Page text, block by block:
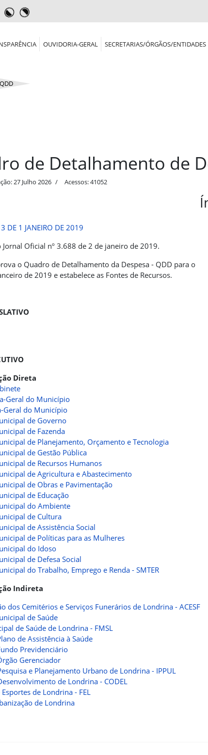
OUVIDORIA-GERAL SECRETARIAS/ÓRGÃOS/ENTIDADES
de Detalhamento de
27 Julho 2026 Acessos: 41052
3 DE 1 JANEIRO DE 2019
Jornal Oficial nº 3.688 de 2 de janeiro de 2019.
o Quadro de Detalhamento da Despesa - QDD para o
de 2019 e estabelece as Fontes de Recursos.
Direta
Geral do Município
Geral do Município
de Governo
de Fazenda
de Planejamento, Orçamento e Tecnologia
de Gestão Pública
de Recursos Humanos
de Agricultura e Abastecimento
de Obras e Pavimentação
de Educação
do Ambiente
de Cultura
de Assistência Social
de Políticas para as Mulheres
do Idoso
de Defesa Social
do Trabalho, Emprego e Renda - SMTER
Indireta
dos Cemitérios e Serviços Funerários de Londrina - ACESF
de Saúde
de Saúde de Londrina - FMSL
de Assistência à Saúde
Previdenciário
Gerenciador
e Planejamento Urbano de Londrina - IPPUL
de Londrina - CODEL
de Londrina - FEL
de Londrina